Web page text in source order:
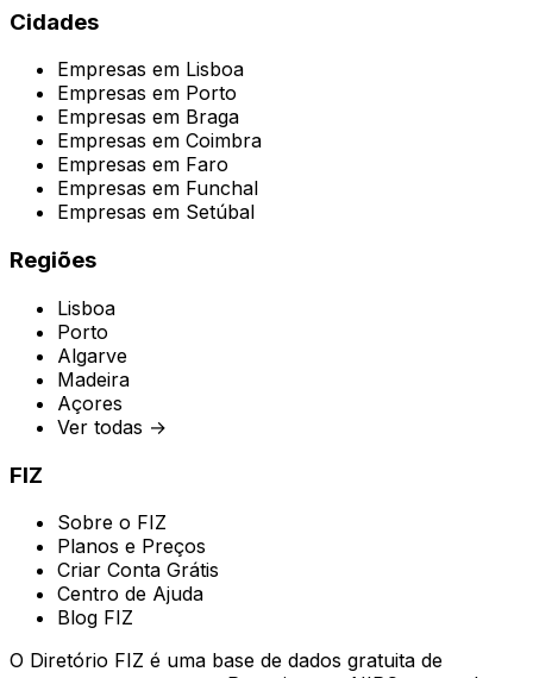
Cidades
Empresas em Lisboa
Empresas em Porto
Empresas em Braga
Empresas em Coimbra
Empresas em Faro
Empresas em Funchal
Empresas em Setúbal
Regiões
Lisboa
Porto
Algarve
Madeira
Açores
Ver todas →
FIZ
Sobre o FIZ
Planos e Preços
Criar Conta Grátis
Centro de Ajuda
Blog FIZ
O Diretório FIZ é uma base de dados gratuita de